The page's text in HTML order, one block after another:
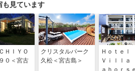
も見ています
ＨＩＹＯ
０＜宮古
クリスタルパーク
久松＜宮古島＞
Ｈｏｔｅ
Ｖｉｌｌ
ａｈｏｒ